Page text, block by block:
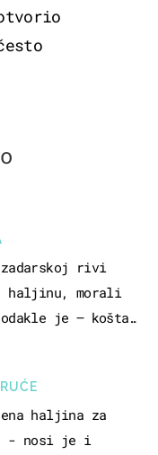
zadarskoj rivi
haljinu, morali
je – košta
haljina za
- nosi je i